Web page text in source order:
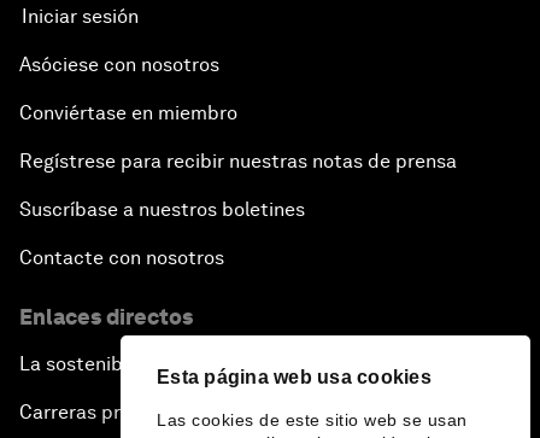
Esta página web usa cookies
Las cookies de este sitio web se usan
Iniciar sesión
Asóciese con nosotros
Conviértase en miembro
Regístrese para recibir nuestras notas de prensa
Suscríbase a nuestros boletines
Contacte con nosotros
Enlaces directos
La sostenibilidad en el Foro
Carreras profesionales